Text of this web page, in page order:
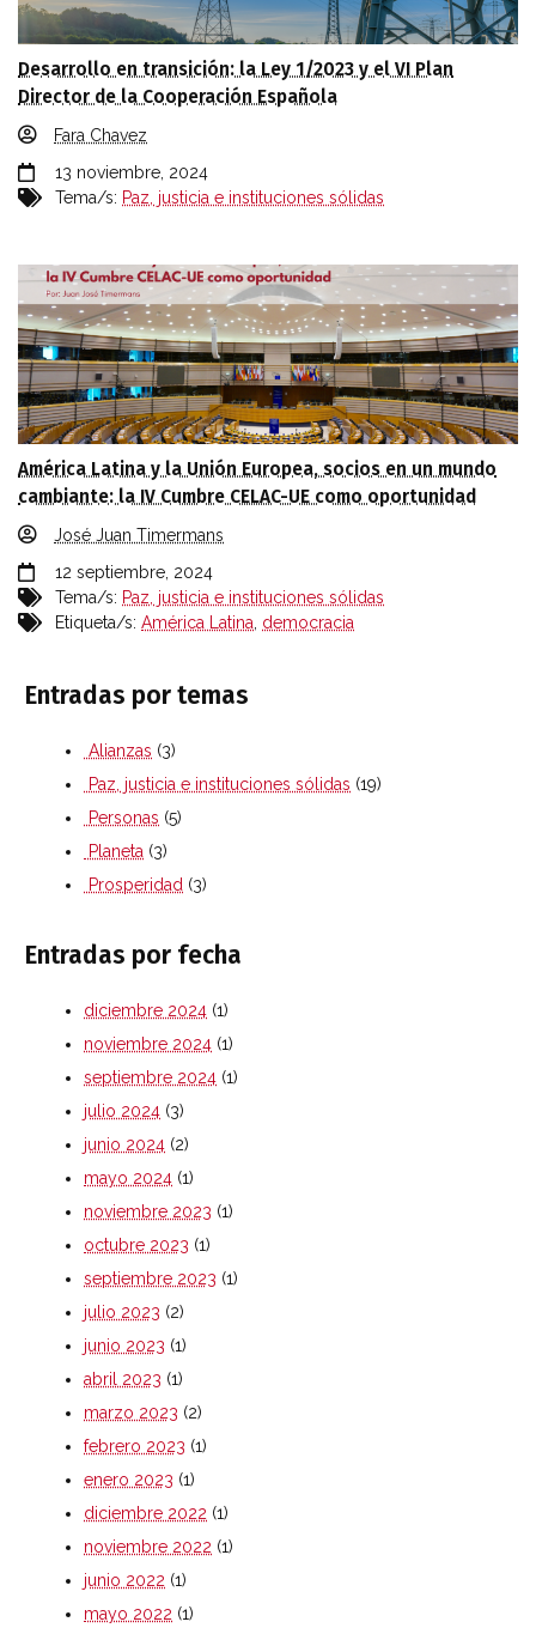
Desarrollo en transición: la Ley 1/2023 y el VI Plan
Director de la Cooperación Española
Fara Chavez
13 noviembre, 2024
Tema/s: Paz, justicia e instituciones sólidas
América Latina y la Unión Europea, socios en un mundo
cambiante: la IV Cumbre CELAC-UE como oportunidad
José Juan Timermans
12 septiembre, 2024
Tema/s: Paz, justicia e instituciones sólidas
Etiqueta/s: América Latina democracia
Entradas por temas
Alianzas (3)
Paz, justicia e instituciones sólidas (19)
Personas (5)
Planeta (3)
Prosperidad (3)
Entradas por fecha
diciembre 2024 (1)
noviembre 2024 (1)
septiembre 2024 (1)
julio 2024 (3)
junio 2024 (2)
mayo 2024 (1)
noviembre 2023 (1)
octubre 2023 (1)
septiembre 2023 (1)
julio 2023 (2)
junio 2023 (1)
abril 2023 (1)
marzo 2023 (2)
febrero 2023 (1)
enero 2023 (1)
diciembre 2022 (1)
noviembre 2022 (1)
junio 2022 (1)
mayo 2022 (1)